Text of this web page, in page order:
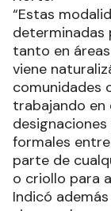
“Estas
determinadas
tanto en
viene
comunidades
trabajando en
formales
parte de
o criollo para
Indicó